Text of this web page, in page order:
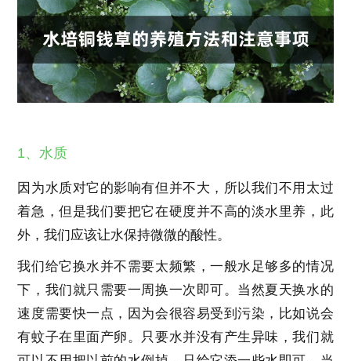
1、水质
因为水质对它的影响有但并不大，所以我们不用太过
着急，但是我们要把它在硬度并不高的淡水里养，此
外，我们应该让水保持微微的酸性。
我们给它换水并不需要太频繁，一般水足够多的情况
下，我们就只需要一周换一次即可。当然夏天换水的
速度需要快一点，因为会很容易受到污染，比如说会
有蚊子在里面产卵。只要水并没有产生异味，我们就